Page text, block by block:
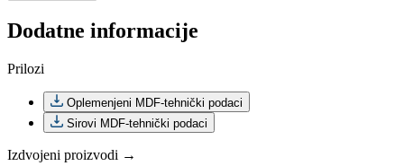
Dodatne informacije
Prilozi
Oplemenjeni MDF-tehnički podaci
Sirovi MDF-tehnički podaci
Izdvojeni proizvodi →